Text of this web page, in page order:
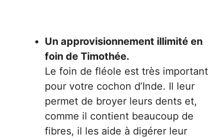
Un approvisionnement illimité en
foin de Timothée.
Le foin de fléole est très important
pour votre cochon d’Inde. Il leur
permet de broyer leurs dents et,
comme il contient beaucoup de
fibres, il les aide à digérer leur